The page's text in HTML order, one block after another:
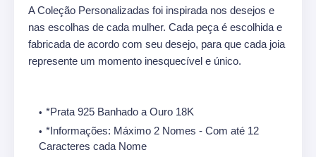
A Coleção Personalizadas foi inspirada nos desejos e
nas escolhas de cada mulher. Cada peça é escolhida e
fabricada de acordo com seu desejo, para que cada joia
represente um momento inesquecível e único.
*Prata 925 Banhado a Ouro 18K
*Informações: Máximo 2 Nomes - Com até 12
Caracteres cada Nome